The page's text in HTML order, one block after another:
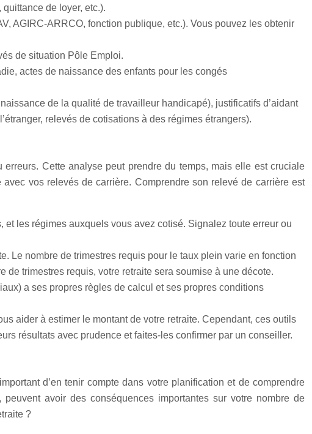
de loyer, etc.).
AGIRC-ARRCO, fonction publique, etc.). Vous pouvez les obtenir
de situation Pôle Emploi.
actes de naissance des enfants pour les congés
de la qualité de travailleur handicapé), justificatifs d’aidant
relevés de cotisations à des régimes étrangers).
Cette analyse peut prendre du temps, mais elle est cruciale
vos relevés de carrière. Comprendre son relevé de carrière est
les régimes auxquels vous avez cotisé. Signalez toute erreur ou
Le nombre de trimestres requis pour le taux plein varie en fonction
de trimestres requis, votre retraite sera soumise à une décote.
a ses propres règles de calcul et ses propres conditions
aider à estimer le montant de votre retraite. Cependant, ces outils
résultats avec prudence et faites-les confirmer par un conseiller.
d’en tenir compte dans votre planification et de comprendre
avoir des conséquences importantes sur votre nombre de
?